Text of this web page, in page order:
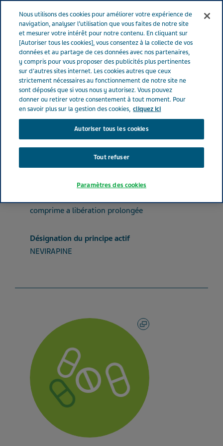
Menu
France Nos Produits
NEVIRAPINE TEVA® LP 400 mg (bte de
30 x 1)
NEVIRAPINE TEVA® LP 400
mg (bte de 30 x 1)
ANTIVIRAUX À USAGE SYSTÉMIQUE NEVIRAPINE
comprime a libération prolongée
Désignation du principe actif
NEVIRAPINE
Nous utilisons des cookies pour améliorer votre expérience de
navigation, analyser l’utilisation que vous faites de notre site
et mesurer votre intérêt pour notre contenu. En cliquant sur
[Autoriser tous les cookies], vous consentez à la collecte de vos
données et au partage de ces données avec nos partenaires,
y compris pour vous proposer des publicités plus pertinentes
sur d'autres sites internet. Les cookies autres que ceux
strictement nécessaires au fonctionnement de notre site ne
sont déposés que si vous nous y autorisez. Vous pouvez
donner ou retirer votre consentement à tout moment. Pour
en savoir plus sur la gestion des cookies, cliquez ici
Autoriser tous les cookies
Tout refuser
Paramètres des cookies